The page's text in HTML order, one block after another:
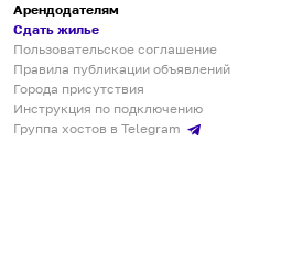
Арендодателям
Сдать жилье
Пользовательское соглашение
Правила публикации объявлений
Города присутствия
Инструкция по подключению
Группа хостов в Telegram